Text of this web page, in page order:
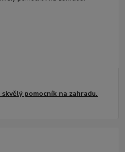
pomocník na zahradu.